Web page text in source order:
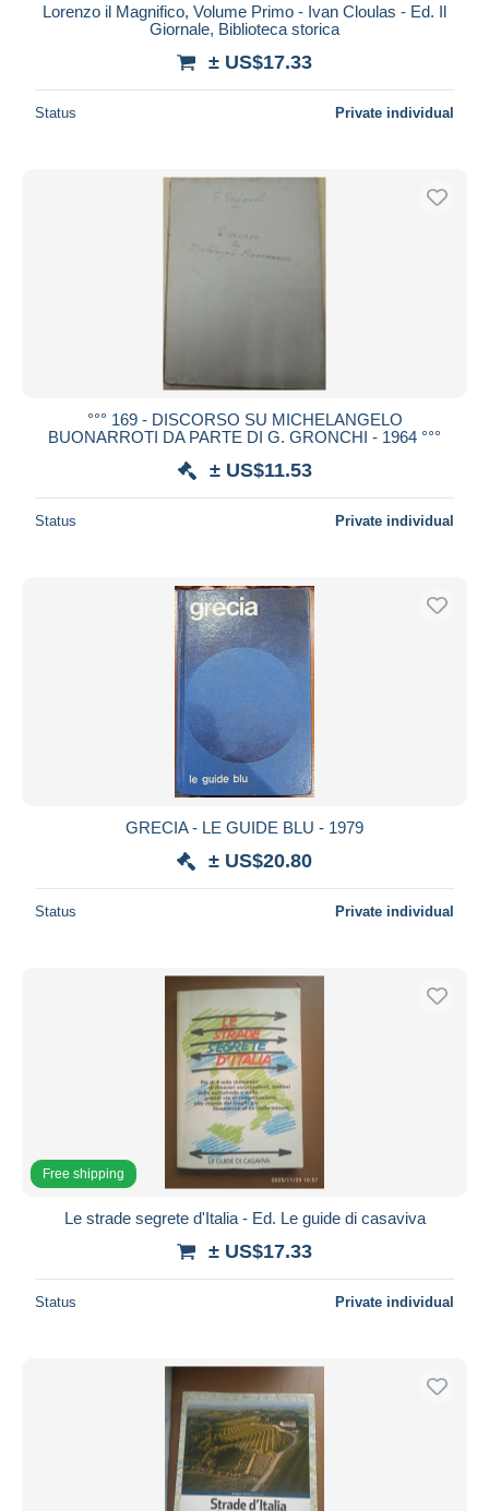
Lorenzo il Magnifico, Volume Primo - Ivan Cloulas - Ed. Il
Giornale, Biblioteca storica
± US$17.33
Status Private individual
°°° 169 - DISCORSO SU MICHELANGELO
BUONARROTI DA PARTE DI G. GRONCHI - 1964 °°°
± US$11.53
Status Private individual
GRECIA - LE GUIDE BLU - 1979
± US$20.80
Status Private individual
Free shipping
Le strade segrete d'Italia - Ed. Le guide di casaviva
± US$17.33
Status Private individual